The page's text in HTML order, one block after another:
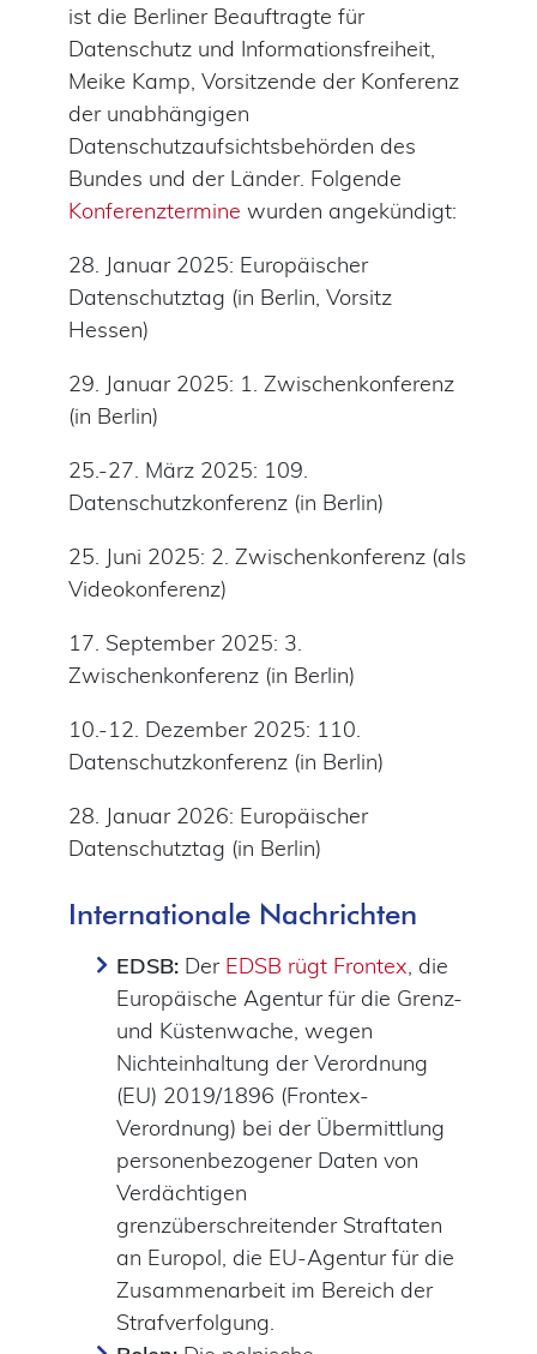
ist die Berliner Beauftragte für
Datenschutz und Informationsfreiheit,
Meike Kamp, Vorsitzende der Konferenz
der unabhängigen
Datenschutzaufsichtsbehörden des
Bundes und der Länder. Folgende
Konferenztermine wurden angekündigt:
28. Januar 2025: Europäischer
Datenschutztag (in Berlin, Vorsitz
Hessen)
29. Januar 2025: 1. Zwischenkonferenz
(in Berlin)
25.-27. März 2025: 109.
Datenschutzkonferenz (in Berlin)
25. Juni 2025: 2. Zwischenkonferenz (als
Videokonferenz)
17. September 2025: 3.
Zwischenkonferenz (in Berlin)
10.-12. Dezember 2025: 110.
Datenschutzkonferenz (in Berlin)
28. Januar 2026: Europäischer
Datenschutztag (in Berlin)
Internationale Nachrichten
EDSB:Der EDSB rügt Frontex, die
Europäische Agentur für die Grenz-
und Küstenwache, wegen
Nichteinhaltung der Verordnung
(EU) 2019/1896 (Frontex-
Verordnung) bei der Übermittlung
personenbezogener Daten von
Verdächtigen
grenzüberschreitender Straftaten
an Europol, die EU-Agentur für die
Zusammenarbeit im Bereich der
Strafverfolgung.